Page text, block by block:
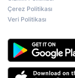
Çerez Politikası
Veri Politikası